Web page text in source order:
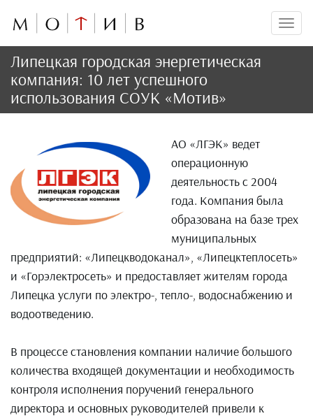
Липецкая городская энергетическая
компания: 10 лет успешного
использования СОУК «Мотив»
АО «ЛГЭК» ведет
операционную
деятельность с 2004
года. Компания была
образована на базе трех
муниципальных
предприятий: «Липецкводоканал», «Липецктеплосеть»
и «Горэлектросеть» и предоставляет жителям города
Липецка услуги по электро-, тепло-, водоснабжению и
водоотведению.
В процессе становления компании наличие большого
количества входящей документации и необходимость
контроля исполнения поручений генерального
директора и основных руководителей привели к